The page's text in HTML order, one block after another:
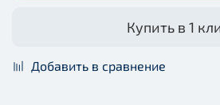
Купить в 1
Добавить в сравнение